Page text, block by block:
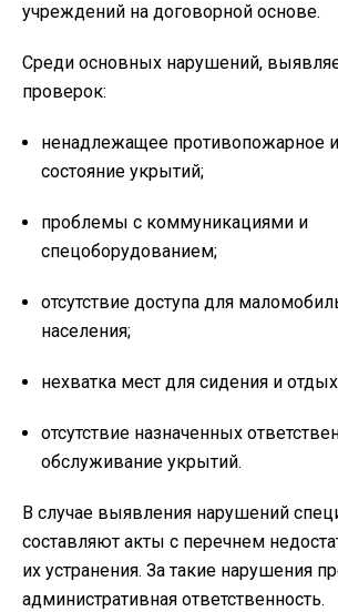
учреждений на договорной основе.
Среди основных нарушений,
проверок:
ненадлежащее противопожарное
состояние укрытий;
проблемы с коммуникациями и
спецоборудованием;
отсутствие доступа для
населения;
нехватка мест для сидения и
отсутствие назначенных
обслуживание укрытий.
В случае выявления нарушений
составляют акты с перечнем
их устранения. За такие нарушения
административная ответственность.